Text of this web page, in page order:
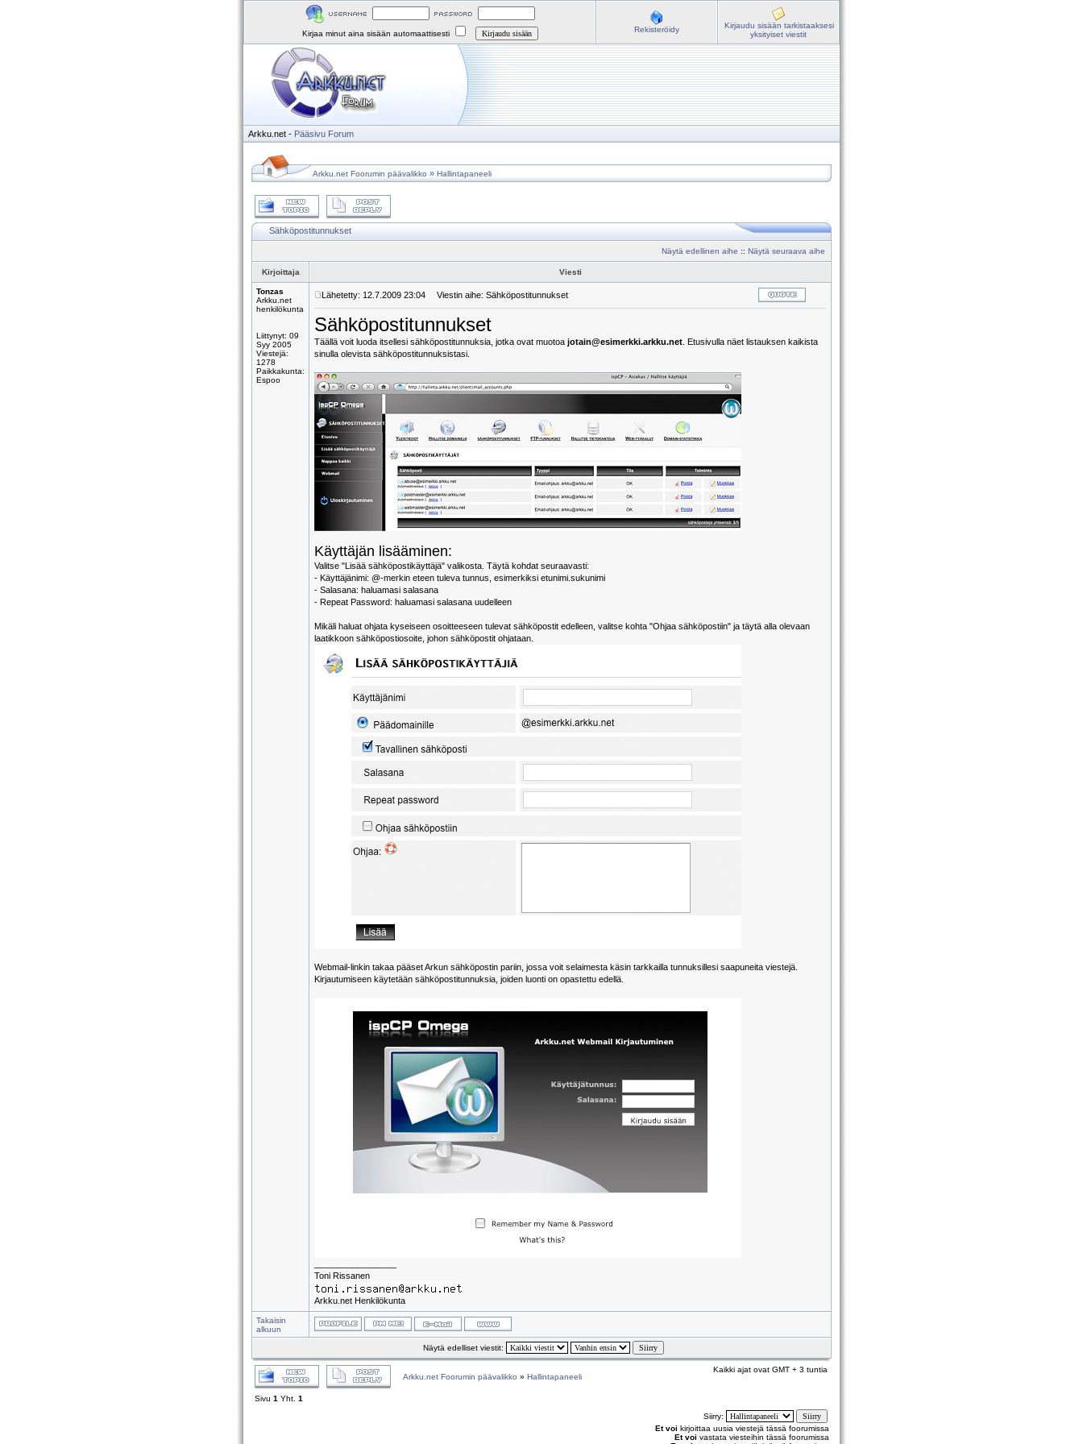
Kirjaa minut aina sisään automaattisesti Rekisteröidy
Kirjaudu sisään tarkistaaksesi
yksityiset viestit
Arkku.net - Pääsivu Forum
Arkku.net Foorumin päävalikko » Hallintapaneeli
Sähköpostitunnukset
Näytä edellinen aihe :: Näytä seuraava aihe
Kirjoittaja Viesti
Tonzas
Arkku.net
henkilökunta
Liittynyt: 09
Syy 2005
Viestejä:
1278
Paikkakunta:
Espoo
Lähetetty: 12.7.2009 23:04 Viestin aihe: Sähköpostitunnukset
Sähköpostitunnukset
Täällä voit luoda itsellesi sähköpostitunnuksia, jotka ovat muotoa jotain@esimerkki.arkku.net . Etusivulla näet listauksen kaikista
sinulla olevista sähköpostitunnuksistasi.
Käyttäjän lisääminen:
Valitse "Lisää sähköpostikäyttäjä" valikosta. Täytä kohdat seuraavasti:
- Käyttäjänimi: @-merkin eteen tuleva tunnus, esimerkiksi etunimi.sukunimi
- Salasana: haluamasi salasana
- Repeat Password: haluamasi salasana uudelleen
Mikäli haluat ohjata kyseiseen osoitteeseen tulevat sähköpostit edelleen, valitse kohta "Ohjaa sähköpostiin" ja täytä alla olevaan
laatikkoon sähköpostiosoite, johon sähköpostit ohjataan.
Webmail-linkin takaa pääset Arkun sähköpostin pariin, jossa voit selaimesta käsin tarkkailla tunnuksillesi saapuneita viestejä.
Kirjautumiseen käytetään sähköpostitunnuksia, joiden luonti on opastettu edellä.
Toni Rissanen
Arkku.net Henkilökunta
Takaisin
alkuun
Näytä edelliset viestit:
Arkku.net Foorumin päävalikko » Hallintapaneeli
Kaikki ajat ovat GMT + 3 tuntia
Sivu 1 Yht. 1
Siirry:
Et voi kirjoittaa uusia viestejä tässä foorumissa
Et voi vastata viesteihin tässä foorumissa